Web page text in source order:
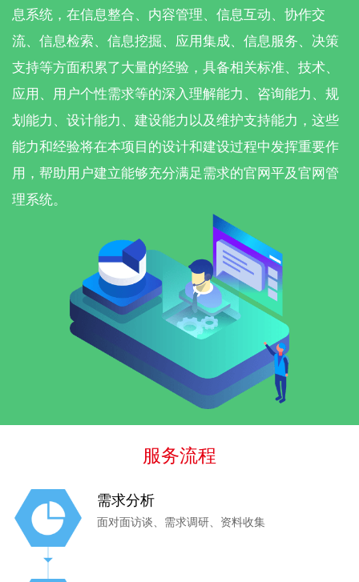
息系统，在信息整合、内容管理、信息互动、协作交
流、信息检索、信息挖掘、应用集成、信息服务、决策
支持等方面积累了大量的经验，具备相关标准、技术、
应用、用户个性需求等的深入理解能力、咨询能力、规
划能力、设计能力、建设能力以及维护支持能力，这些
能力和经验将在本项目的设计和建设过程中发挥重要作
用，帮助用户建立能够充分满足需求的官网平及官网管
理系统。
服务流程
需求分析
面对面访谈、需求调研、资料收集